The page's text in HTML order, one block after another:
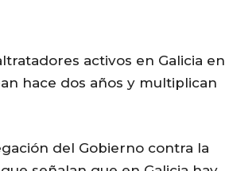
activos en Galicia en
hace dos años y multiplican
del Gobierno contra la